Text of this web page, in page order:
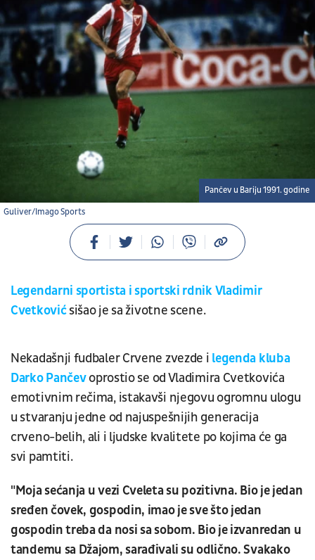
Guliver/Imago Sports
Pančev u Bariju 1991. godine
Legendarni sportista i sportski rdnik Vladimir
Cvetkovićsišao je sa životne scene.
Nekadašnji fudbaler Crvene zvezde i legenda kluba
Darko Pančevoprostio se od Vladimira Cvetkovića
emotivnim rečima, istakavši njegovu ogromnu ulogu
u stvaranju jedne od najuspešnijih generacija
crveno-belih, ali i ljudske kvalitete po kojima će ga
svi pamtiti.
"Moja sećanja u vezi Cveleta su pozitivna. Bio je jedan
sređen čovek, gospodin, imao je sve što jedan
gospodin treba da nosi sa sobom. Bio je izvanredan u
tandemu sa Džajom, sarađivali su odlično. Svakako